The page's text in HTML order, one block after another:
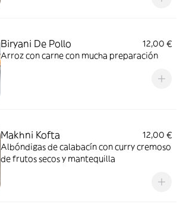
Biryani De Pollo
12,00 €
Arroz con carne con mucha preparación
Makhni Kofta
12,00 €
Albóndigas de calabacín con curry cremoso
de frutos secos y mantequilla